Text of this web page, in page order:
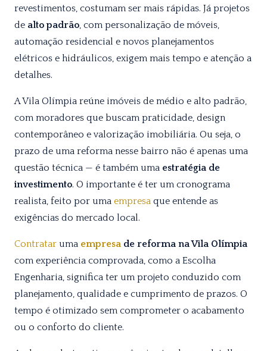
revestimentos, costumam ser mais rápidas. Já projetos
de alto padrão, com personalização de móveis,
automação residencial e novos planejamentos
elétricos e hidráulicos, exigem mais tempo e atenção a
detalhes.
A Vila Olímpia reúne imóveis de médio e alto padrão,
com moradores que buscam praticidade, design
contemporâneo e valorização imobiliária. Ou seja, o
prazo de uma reforma nesse bairro não é apenas uma
questão técnica — é também uma estratégia de
investimento. O importante é ter um cronograma
realista, feito por uma empresa que entende as
exigências do mercado local.
Contratar uma empresa de reforma na Vila Olímpia
com experiência comprovada, como a Escolha
Engenharia, significa ter um projeto conduzido com
planejamento, qualidade e cumprimento de prazos. O
tempo é otimizado sem comprometer o acabamento
ou o conforto do cliente.